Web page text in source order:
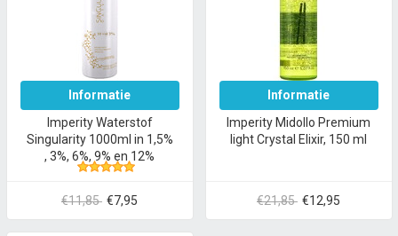
Informatie
Imperity Waterstof
Singularity 1000ml in 1,5%
, 3%, 6%, 9% en 12%
€11,85 €7,95
Informatie
Imperity Midollo Premium
light Crystal Elixir, 150 ml
€21,85 €12,95